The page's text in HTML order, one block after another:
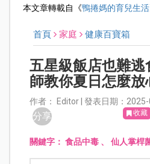
本文章轉載自《鴨捲媽的育兒生活
首頁 家庭 健康百寶箱
五星級飯店也難
師教你夏日怎麼放
作者： Editor | 發表日期：
分享 收藏
關鍵字：食品中毒 、仙人掌桿